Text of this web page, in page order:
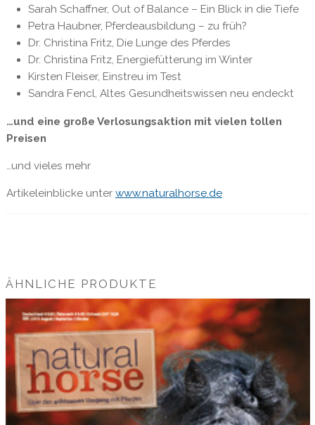
Sarah Schaffner, Out of Balance – Ein Blick in die Tiefe
Petra Haubner, Pferdeausbildung – zu früh?
Dr. Christina Fritz, Die Lunge des Pferdes
Dr. Christina Fritz, Energiefütterung im Winter
Kirsten Fleiser, Einstreu im Test
Sandra Fencl, Altes Gesundheitswissen neu endeckt
…und eine große Verlosungsaktion mit vielen tollen
Preisen
…und vieles mehr
Artikeleinblicke unter www.naturalhorse.de
ÄHNLICHE PRODUKTE